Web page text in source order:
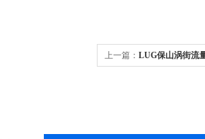
上一篇： LUG保山涡街流